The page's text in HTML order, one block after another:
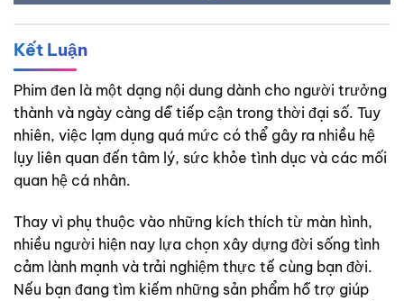
Kết Luận
Phim đen là một dạng nội dung dành cho người trưởng
thành và ngày càng dễ tiếp cận trong thời đại số. Tuy
nhiên, việc lạm dụng quá mức có thể gây ra nhiều hệ
lụy liên quan đến tâm lý, sức khỏe tình dục và các mối
quan hệ cá nhân.
Thay vì phụ thuộc vào những kích thích từ màn hình,
nhiều người hiện nay lựa chọn xây dựng đời sống tình
cảm lành mạnh và trải nghiệm thực tế cùng bạn đời.
Nếu bạn đang tìm kiếm những sản phẩm hỗ trợ giúp